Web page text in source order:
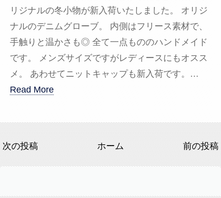
リジナルの冬小物が新入荷いたしました。 オリジ
ナルのデニムグローブ。 内側はフリース素材で、
手触りと温かさも◎ 全て一点もののハンドメイド
です。 メンズサイズですがレディースにもオスス
メ。 あわせてニットキャップも新入荷です。…
Read More
次の投稿 前の投稿
ホーム